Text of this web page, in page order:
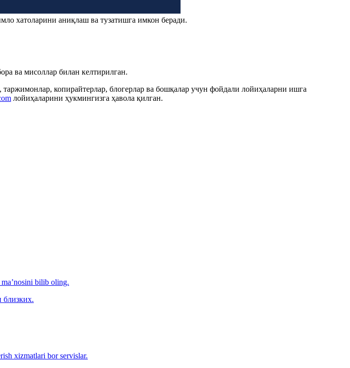
хатоларини аниқлаш ва тузатишга имкон беради.
ва мисоллар билан келтирилган.
копирайтерлар, блогерлар ва бошқалар учун фойдали лойиҳаларни ишга
лойиҳаларини ҳукмингизга ҳавола қилган.
bilib oling.
xizmatlari bor servislar.